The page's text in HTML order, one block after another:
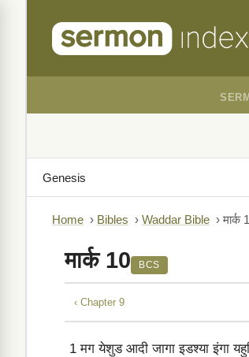
Home › Bibles › Waddar Bible ›मार्क
मार्क 10 BCS
‹ Chapter 9
1 मग येशुड आदी जागा इडश्या इंगा